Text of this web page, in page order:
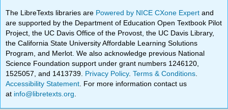
The LibreTexts libraries are Powered by NICE CXone Expertand
are supported by the Department of Education Open Textbook Pilot
Project, the UC Davis Office of the Provost, the UC Davis Library,
the California State University Affordable Learning Solutions
Program, and Merlot. We also acknowledge previous National
Science Foundation support under grant numbers 1246120,
1525057, and 1413739. Privacy Policy.Terms & Conditions
Accessibility Statement . For more information contact us
at info@libretexts.org